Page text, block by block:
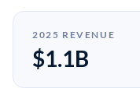
2025 REVENUE
$1.1B